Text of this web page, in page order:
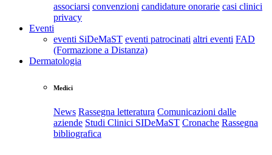
associarsi convenzioni candidature onorarie casi clinici
privacy
Eventi
eventi SiDeMaST eventi patrocinati altri eventi FAD
(Formazione a Distanza)
Dermatologia
Medici
News Rassegna letteratura Comunicazioni dalle
aziende Studi Clinici SIDeMaST Cronache Rassegna
bibliografica